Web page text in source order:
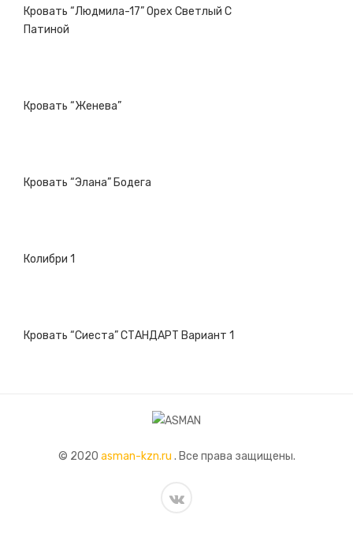
Кровать “Людмила-17” Орех Светлый С
Патиной
Кровать “Женева”
Кровать “Элана” Бодега
Колибри 1
Кровать “Сиеста” СТАНДАРТ Вариант 1
© 2020 asman-kzn.ru . Все права защищены.